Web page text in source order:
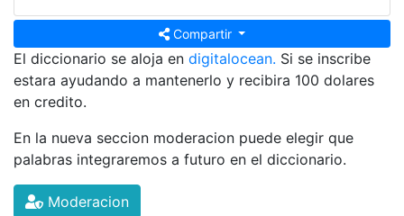
Compartir
El diccionario se aloja en digitalocean. Si se inscribe
estara ayudando a mantenerlo y recibira 100 dolares
en credito.
En la nueva seccion moderacion puede elegir que
palabras integraremos a futuro en el diccionario.
Moderacion